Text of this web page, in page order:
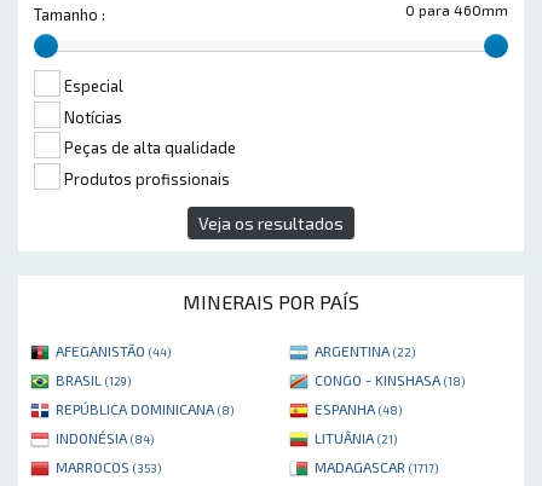
0 para 460mm
Tamanho :
Especial
Notícias
Peças de alta qualidade
Produtos profissionais
Veja os resultados
MINERAIS POR PAÍS
AFEGANISTÃO (44) ARGENTINA (22)
BRASIL (129) CONGO - KINSHASA (18)
REPÚBLICA DOMINICANA (8) ESPANHA (48)
INDONÉSIA (84) LITUÂNIA (21)
MARROCOS (353) MADAGASCAR (1717)